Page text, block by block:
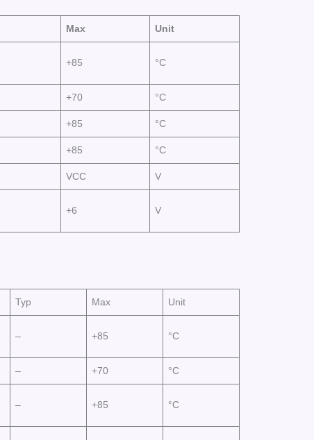
Max Unit
+85 °C
+70 °C
+85 °C
+85 °C
VCC V
+6 V
Typ Max Unit
– +85 °C
– +70 °C
– +85 °C